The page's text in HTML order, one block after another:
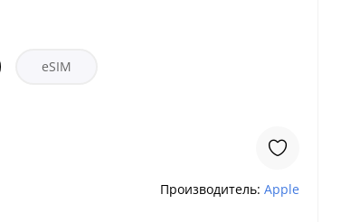
eSIM
Производитель: Apple